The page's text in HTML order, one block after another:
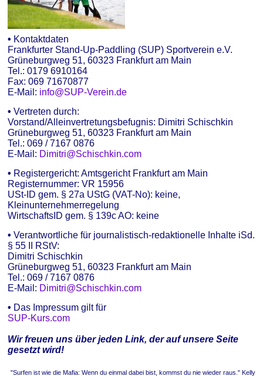
• Kontaktdaten
Frankfurter Stand-Up-Paddling (SUP) Sportverein e.V.
Grüneburgweg 51, 60323 Frankfurt am Main
Tel.: 0179 6910164
Fax: 069 71670877
E-Mail: info@SUP-Verein.de
• Vertreten durch:
Vorstand/Alleinvertretungsbefugnis: Dimitri Schischkin
Grüneburgweg 51, 60323 Frankfurt am Main
Tel.: 069 / 7167 0876
E-Mail: Dimitri@Schischkin.com
• Registergericht: Amtsgericht Frankfurt am Main
Registernummer: VR 15956
USt-ID gem. § 27a UStG (VAT-No): keine,
Kleinunternehmerregelung
WirtschaftsID gem. § 139c AO: keine
• Verantwortliche für journalistisch-redaktionelle Inhalte iSd.
§ 55 II RStV:
Dimitri Schischkin
Grüneburgweg 51, 60323 Frankfurt am Main
Tel.: 069 / 7167 0876
E-Mail: Dimitri@Schischkin.com
• Das Impressum gilt für
SUP-Kurs.com
Wir freuen uns über jeden Link, der auf unsere Seite
gesetzt wird!
"Surfen ist wie die Mafia: Wenn du einmal dabei bist, kommst du nie wieder raus." Kelly